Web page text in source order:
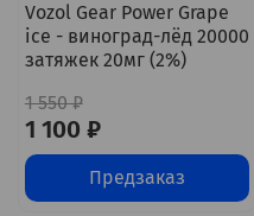
Vozol Gear Power Grape
ice - виноград-лёд 20000
затяжек 20мг (2%)
1 550 ₽
1 100 ₽
Предзаказ